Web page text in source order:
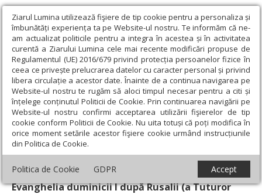
Ziarul Lumina utilizează fişiere de tip cookie pentru a personaliza și
îmbunătăți experiența ta pe Website-ul nostru. Te informăm că ne-
am actualizat politicile pentru a integra în acestea și în activitatea
curentă a Ziarului Lumina cele mai recente modificări propuse de
Regulamentul (UE) 2016/679 privind protecția persoanelor fizice în
ceea ce privește prelucrarea datelor cu caracter personal și privind
libera circulație a acestor date. Înainte de a continua navigarea pe
Website-ul nostru te rugăm să aloci timpul necesar pentru a citi și
înțelege conținutul Politicii de Cookie. Prin continuarea navigării pe
Website-ul nostru confirmi acceptarea utilizării fişierelor de tip
cookie conform Politicii de Cookie. Nu uita totuși că poți modifica în
orice moment setările acestor fişiere cookie urmând instrucțiunile
din Politica de Cookie.
Politica de Cookie GDPR Accept
Ziarul Lumina › Teologie și spiritualitate ›
Evanghelia de
Duminică › Cetăţenii raiului
Cetăţenii raiului
Un articol de:Pr. prof. dr. Vasile Gordon -03 Iunie 2007
Evanghelia duminicii I după Rusalii (a Tuturor